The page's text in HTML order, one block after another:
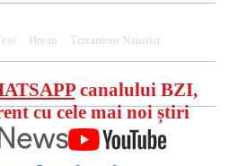
Hrean Tratament Naturist
canalului BZI,
cu cele mai noi știri